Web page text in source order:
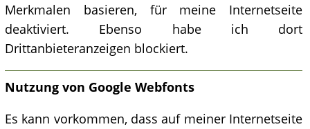
Merkmalen basieren, für meine Internetseite
deaktiviert. Ebenso habe ich dort
Drittanbieteranzeigen blockiert.
Nutzung von Google Webfonts
Es kann vorkommen, dass auf meiner Internetseite